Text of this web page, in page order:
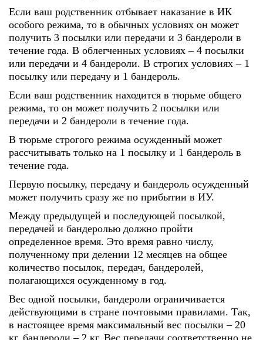
Если ваш родственник отбывает наказание в ИК
особого режима, то в обычных условиях он может
получить 3 посылки или передачи и 3 бандероли в
течение года. В облегченных условиях – 4 посылки
или передачи и 4 бандероли. В строгих условиях – 1
посылку или передачу и 1 бандероль.
Если ваш родственник находится в тюрьме общего
режима, то он может получить 2 посылки или
передачи и 2 бандероли в течение года.
В тюрьме строгого режима осужденный может
рассчитывать только на 1 посылку и 1 бандероль в
течение года.
Первую посылку, передачу и бандероль осужденный
может получить сразу же по прибытии в ИУ.
Между предыдущей и последующей посылкой,
передачей и бандеролью должно пройти
определенное время. Это время равно числу,
полученному при делении 12 месяцев на общее
количество посылок, передач, бандеролей,
полагающихся осужденному в год.
Вес одной посылки, бандероли ограничивается
действующими в стране почтовыми правилами. Так,
в настоящее время максимальный вес посылки – 20
кг, бандероли – 2 кг. Вес передачи соответственно не